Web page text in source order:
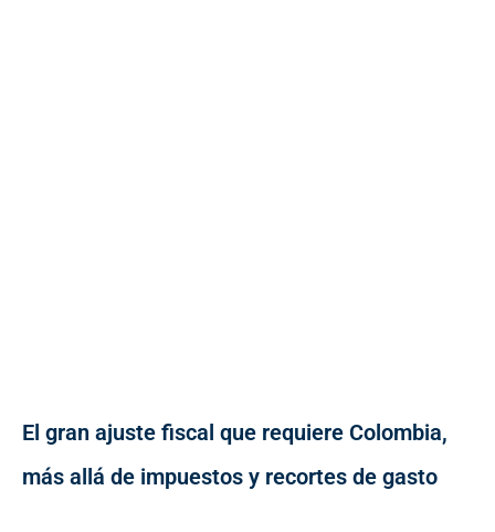
El gran ajuste fiscal que requiere Colombia,
más allá de impuestos y recortes de gasto